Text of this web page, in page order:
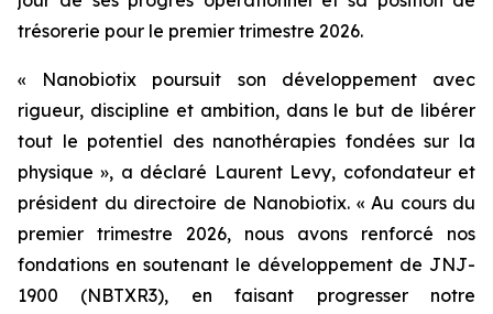
trésorerie pour le premier trimestre 2026.
« Nanobiotix poursuit son développement avec
rigueur, discipline et ambition, dans le but de libérer
tout le potentiel des nanothérapies fondées sur la
physique », a déclaré Laurent Levy, cofondateur et
président du directoire de Nanobiotix. « Au cours du
premier trimestre 2026, nous avons renforcé nos
fondations en soutenant le développement de JNJ-
1900 (NBTXR3), en faisant progresser notre